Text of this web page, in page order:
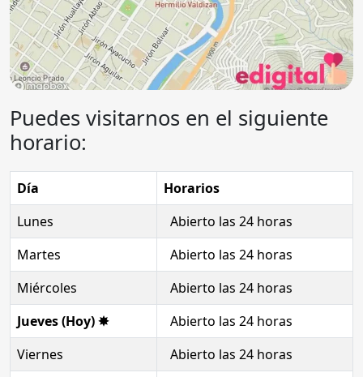
Puedes visitarnos en el siguiente
horario:
Día
Horarios
Lunes
Abierto las 24 horas
Martes
Abierto las 24 horas
Miércoles
Abierto las 24 horas
Jueves (Hoy) ✸
Abierto las 24 horas
Viernes
Abierto las 24 horas